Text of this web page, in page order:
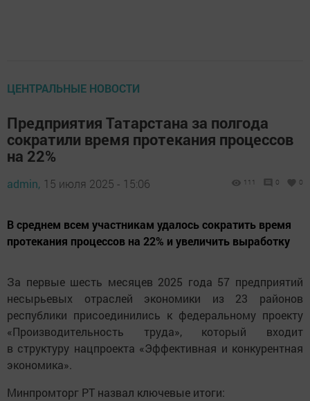
ЦЕНТРАЛЬНЫЕ НОВОСТИ
Предприятия Татарстана за полгода
сократили время протекания процессов
на 22%
admin, 15 июля 2025 - 15:06 111 0 0
В среднем всем участникам удалось сократить время
протекания процессов на 22% и увеличить выработку
За первые шесть месяцев 2025 года 57 предприятий
несырьевых отраслей экономики из 23 районов
республики присоединились к федеральному проекту
«Производительность труда», который входит
в структуру нацпроекта «Эффективная и конкурентная
экономика».
Минпромторг РТ назвал ключевые итоги: